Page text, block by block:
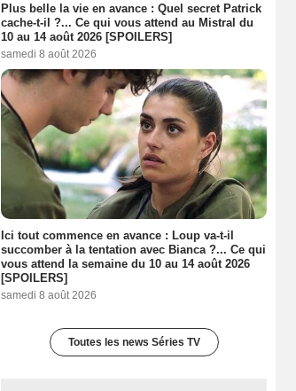
Plus belle la vie en avance : Quel secret Patrick
cache-t-il ?... Ce qui vous attend au Mistral du
10 au 14 août 2026 [SPOILERS]
samedi 8 août 2026
Ici tout commence en avance : Loup va-t-il
succomber à la tentation avec Bianca ?... Ce qui
vous attend la semaine du 10 au 14 août 2026
[SPOILERS]
samedi 8 août 2026
Toutes les news Séries TV